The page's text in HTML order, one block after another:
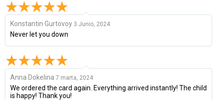
Konstantin Gurtovoy 3 Junio, 2024
Never let you down
Anna Dokelina 7 marta, 2024
We ordered the card again. Everything arrived instantly! The child
is happy! Thank you!